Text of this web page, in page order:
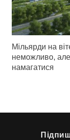
Мільярди на
неможливо,
намагатися